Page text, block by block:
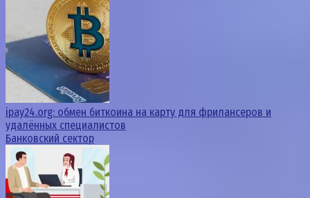
ipay24.org: обмен биткоина на карту для фрилансеров и
удалённых специалистов
Банковский сектор